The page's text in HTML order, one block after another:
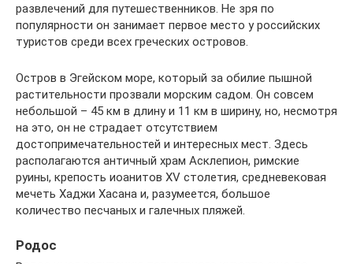
развлечений для путешественников. Не зря по
популярности он занимает первое место у российских
туристов среди всех греческих островов.
Остров в Эгейском море, который за обилие пышной
растительности прозвали морским садом. Он совсем
небольшой – 45 км в длину и 11 км в ширину, но, несмотря
на это, он не страдает отсутствием
достопримечательностей и интересных мест. Здесь
располагаются античный храм Асклепион, римские
руины, крепость иоанитов XV столетия, средневековая
мечеть Хаджи Хасана и, разумеется, большое
количество песчаных и галечных пляжей.
Родос